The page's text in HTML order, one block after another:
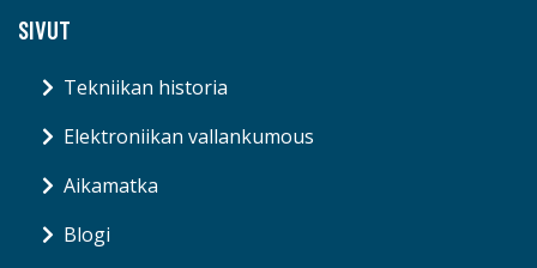
SIVUT
Tekniikan historia
Elektroniikan vallankumous
Aikamatka
Blogi